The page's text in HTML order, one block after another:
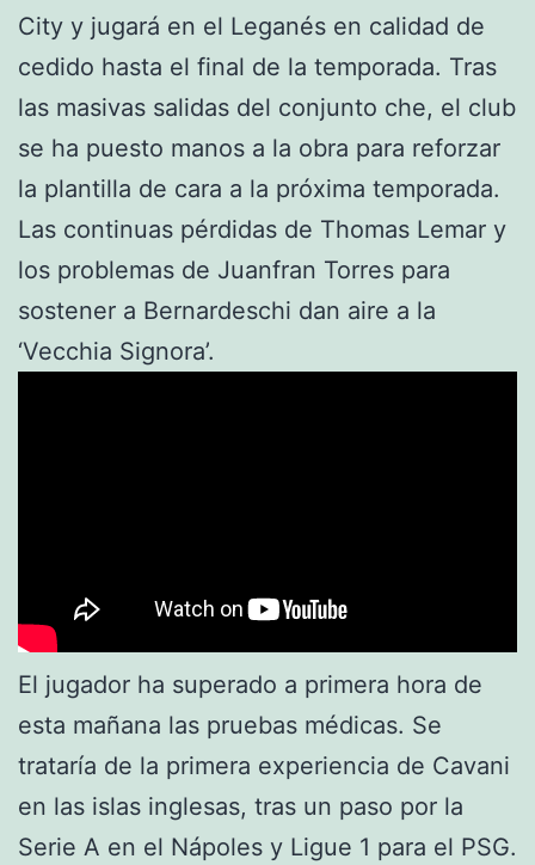
City y jugará en el Leganés en calidad de
cedido hasta el final de la temporada. Tras
las masivas salidas del conjunto che, el club
se ha puesto manos a la obra para reforzar
la plantilla de cara a la próxima temporada.
Las continuas pérdidas de Thomas Lemar y
los problemas de Juanfran Torres para
sostener a Bernardeschi dan aire a la
‘Vecchia Signora’.
El jugador ha superado a primera hora de
esta mañana las pruebas médicas. Se
trataría de la primera experiencia de Cavani
en las islas inglesas, tras un paso por la
Serie A en el Nápoles y Ligue 1 para el PSG.